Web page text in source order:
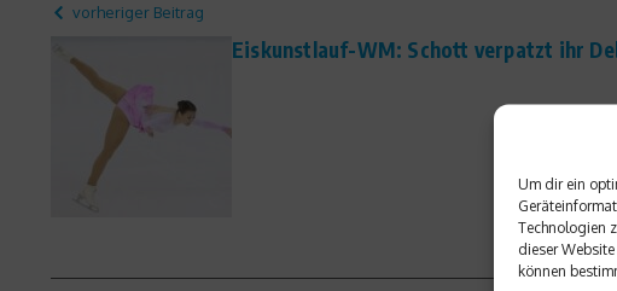
Um dir ein
Technologien
dieser
können
vorheriger Beitrag
Eiskunstlauf-WM: Schott verpatzt ihr